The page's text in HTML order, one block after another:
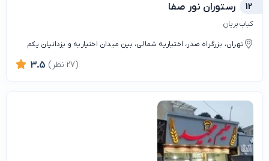
12 رستوران نور صفا
کباب بریان
تهران، بزرگراه صدر، اختیاریه شمالی، بین میدان اختیاریه و یزدانیان یکم
3.5 (27 نظر)